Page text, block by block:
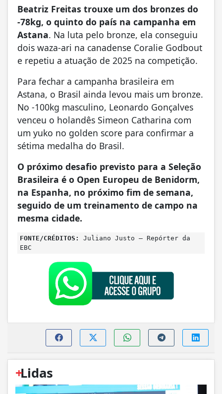
Beatriz Freitas trouxe um dos bronzes do
-78kg, o quinto do país na campanha em
Astana. Na luta pelo bronze, ela conseguiu
dois waza-ari na canadense Coralie Godbout
e repetiu a atuação de 2025 na competição.
Para fechar a campanha brasileira em
Astana, o Brasil ainda levou mais um bronze.
No -100kg masculino, Leonardo Gonçalves
venceu o holandês Simeon Catharina com
um yuko no golden score para confirmar a
sétima medalha do Brasil.
O próximo desafio previsto para a Seleção
Brasileira é o Open Europeu de Benidorm,
na Espanha, no próximo fim de semana,
seguido de um treinamento de campo na
mesma cidade.
FONTE/CRÉDITOS:
Juliano Justo – Repórter da
EBC
+
Lidas